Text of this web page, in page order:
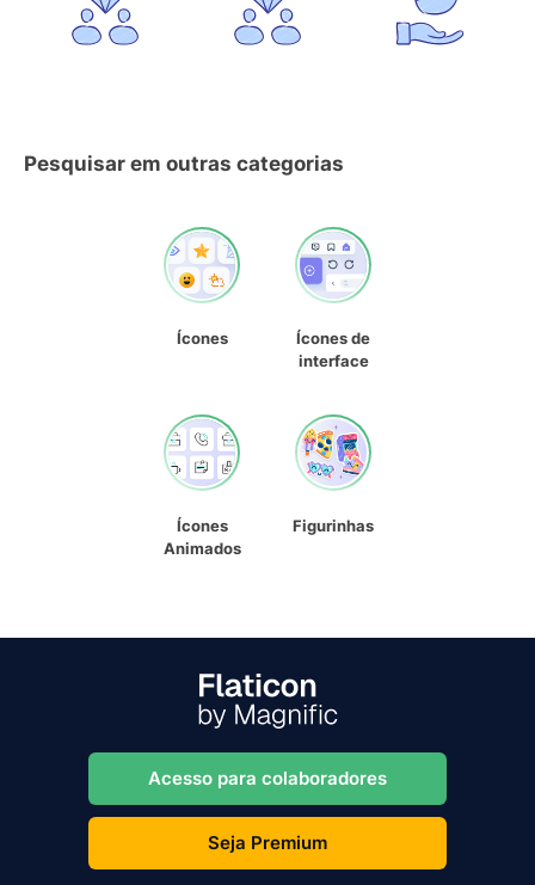
Pesquisar em outras categorias
Ícones
Ícones de
interface
Ícones
Animados
Figurinhas
Acesso para colaboradores
Seja Premium